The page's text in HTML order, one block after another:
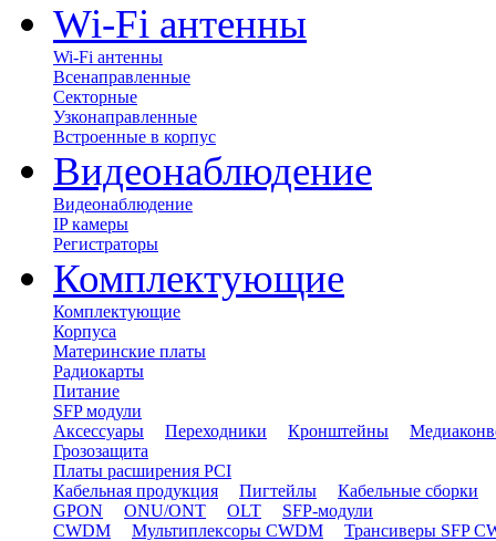
Wi-Fi антенны
Wi-Fi антенны
Всенаправленные
Секторные
Узконаправленные
Встроенные в корпус
Видеонаблюдение
Видеонаблюдение
IP камеры
Регистраторы
Комплектующие
Комплектующие
Корпуса
Материнские платы
Радиокарты
Питание
SFP модули
Аксессуары
Переходники Кронштейны
Грозозащита
Платы расширения PCI
Кабельная продукция
Пигтейлы
Кабельные сборки
GPON
ONU/ONT OLT
SFP-модули
CWDM
Мультиплексоры CWDM Трансиверы SFP